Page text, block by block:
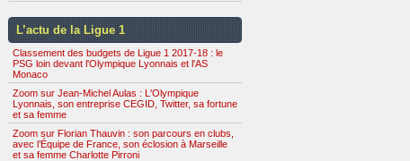
L’actu de la Ligue 1
Classement des budgets de Ligue 1 2017-18 : le
PSG loin devant l'Olympique Lyonnais et l'AS
Monaco
Zoom sur Jean-Michel Aulas : L'Olympique
Lyonnais, son entreprise CEGID, Twitter, sa fortune
et sa femme
Zoom sur Florian Thauvin : son parcours en clubs,
avec l’Équipe de France, son éclosion à Marseille
et sa femme Charlotte Pirroni